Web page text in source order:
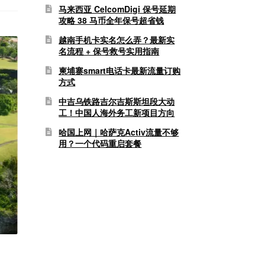
马来西亚 CelcomDigi 保号延期
攻略 38 马币全年保号超省钱
越南手机卡实名怎么弄？最新实
名流程 + 保号救号实用指南
柬埔寨smart电话卡最新流量订购
方式
中吉乌铁路吉尔吉斯斯坦段大动
工！中国人海外务工新项目方向
哈国上网｜哈萨克Activ流量不够
用？一个代码重启套餐